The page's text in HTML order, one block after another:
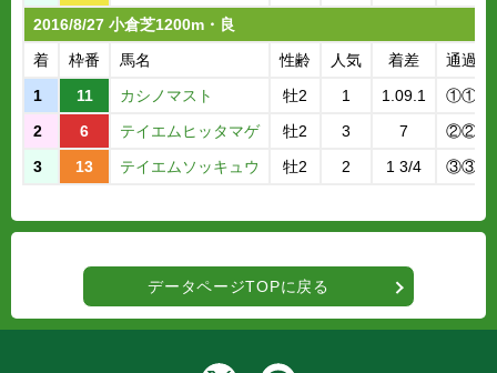
2016/8/27 小倉芝1200m・良
着
枠番 馬名 性齢 人気 着差
通過順
1
11 カシノマスト 牡2 1 1.09.1
①①
2
6 テイエムヒッタマゲ 牡2 3 7
②②
3
13 テイエムソッキュウ 牡2 2 1 3/4 ③③
データページTOPに戻る